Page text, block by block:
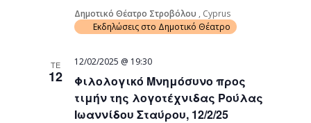
Δημοτικό Θέατρο Στροβόλου , Cyprus
Εκδηλώσεις στο Δημοτικό Θέατρο
ΤΕ
12
Φιλολογικό Μνημόσυνο προς
τιμήν της λογοτέχνιδας Ρούλας
Ιωαννίδου Σταύρου, 12/2/25
12/02/2025 @ 19:30